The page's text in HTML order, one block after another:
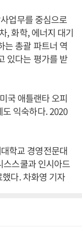
업무를 중심으로
, 화학, 에너지 대기
는 총괄 파트너 역
있다는 평가를 받
국 애틀랜타 오피
익숙하다. 2020
학교 경영전문대
스스쿨과 인시아드
다. 차화영 기자